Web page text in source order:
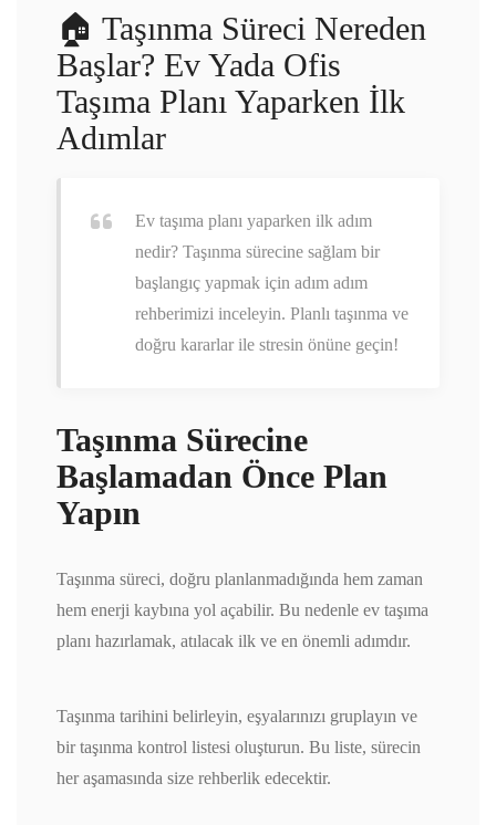
🏠 Taşınma Süreci Nereden
Başlar? Ev Yada Ofis
Taşıma Planı Yaparken İlk
Adımlar
Ev taşıma planı yaparken ilk adım
nedir? Taşınma sürecine sağlam bir
başlangıç yapmak için adım adım
rehberimizi inceleyin. Planlı taşınma ve
doğru kararlar ile stresin önüne geçin!
Taşınma Sürecine
Başlamadan Önce Plan
Yapın
Taşınma süreci, doğru planlanmadığında hem zaman
hem enerji kaybına yol açabilir. Bu nedenle ev taşıma
planı hazırlamak, atılacak ilk ve en önemli adımdır.
Taşınma tarihini belirleyin, eşyalarınızı gruplayın ve
bir taşınma kontrol listesi oluşturun. Bu liste, sürecin
her aşamasında size rehberlik edecektir.